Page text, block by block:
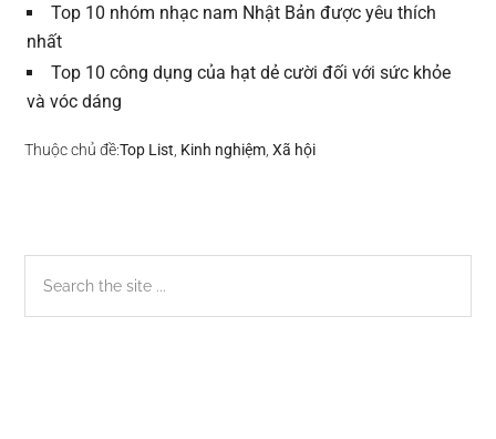
Top 10 nhóm nhạc nam Nhật Bản được yêu thích
nhất
Top 10 công dụng của hạt dẻ cười đối với sức khỏe
và vóc dáng
Thuộc chủ đề:Top List Kinh nghiệm ,Xã hội
Sidebar
chính
the